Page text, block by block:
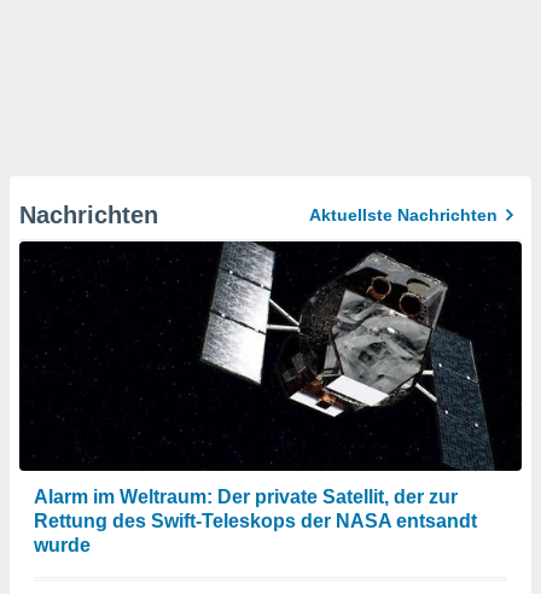
Nachrichten Aktuellste Nachrichten
Alarm im Weltraum: Der private Satellit, der zur
Rettung des Swift-Teleskops der NASA entsandt
wurde